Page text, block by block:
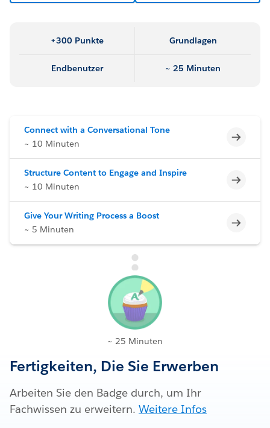
+300 Punkte Grundlagen
Endbenutzer ~ 25 Minuten
Connect with a Conversational Tone
~ 10 Minuten
Structure Content to Engage and Inspire
~ 10 Minuten
Give Your Writing Process a Boost
~ 5 Minuten
~ 25 Minuten
Fertigkeiten, Die Sie Erwerben
Arbeiten Sie den Badge durch, um Ihr
Fachwissen zu erweitern. Weitere Infos